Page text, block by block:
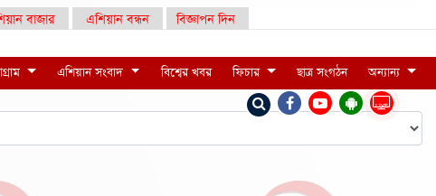
বাজার এশিয়ান বন্ধন বিজ্ঞাপন দিন
LIVE
এশিয়ান সংবাদ বিশ্বের খবর ফিচার ছাত্র সংগঠন
অন্যান্য